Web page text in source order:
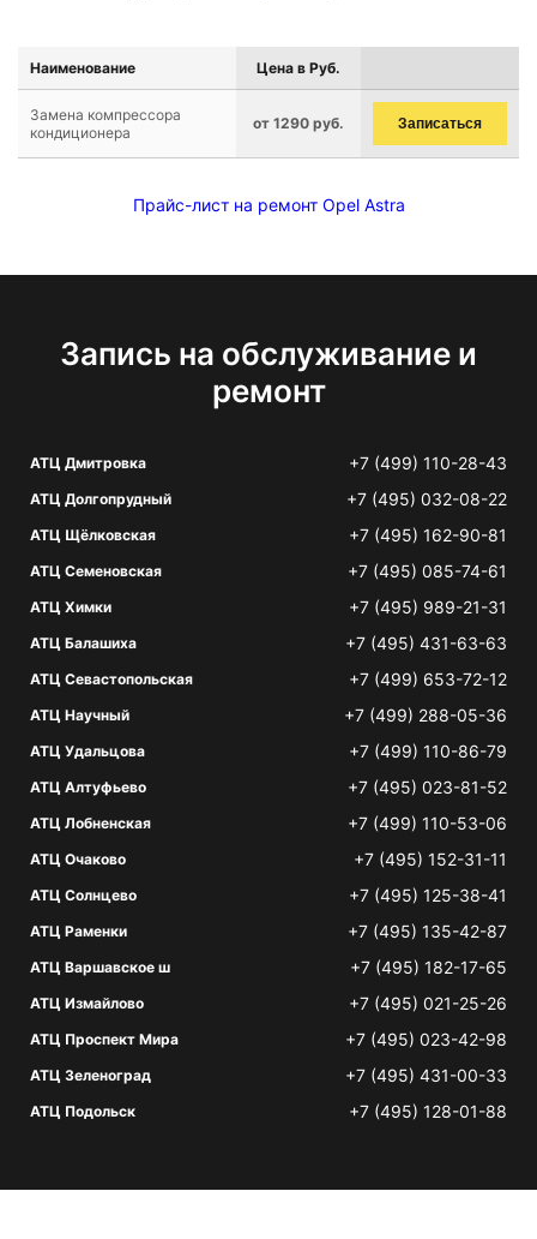
Наименование Цена в Руб.
Замена компрессора
кондиционера
от 1290 руб. Записаться
Прайс-лист на ремонт Opel Astra
Запись на обслуживание и
ремонт
АТЦ Дмитровка +7 (499) 110-28-43
АТЦ Долгопрудный +7 (495) 032-08-22
АТЦ Щёлковская +7 (495) 162-90-81
АТЦ Семеновская +7 (495) 085-74-61
АТЦ Химки +7 (495) 989-21-31
АТЦ Балашиха +7 (495) 431-63-63
АТЦ Севастопольская +7 (499) 653-72-12
АТЦ Научный +7 (499) 288-05-36
АТЦ Удальцова +7 (499) 110-86-79
АТЦ Алтуфьево +7 (495) 023-81-52
АТЦ Лобненская +7 (499) 110-53-06
АТЦ Очаково +7 (495) 152-31-11
АТЦ Солнцево +7 (495) 125-38-41
АТЦ Раменки +7 (495) 135-42-87
АТЦ Варшавское ш +7 (495) 182-17-65
АТЦ Измайлово +7 (495) 021-25-26
АТЦ Проспект Мира +7 (495) 023-42-98
АТЦ Зеленоград +7 (495) 431-00-33
АТЦ Подольск +7 (495) 128-01-88